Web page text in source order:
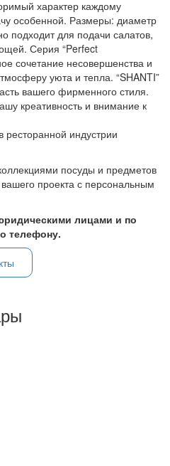
характер каждому
особенной. Размеры: диаметр
подходит для подачи салатов,
Серия “Perfect
сочетание несовершенства и
уюта и тепла. “SHANTI”
вашего фирменного стиля.
креативность и внимание к
индустрии
посуды и предметов
проекта с персональным
лицами и по
телефону.